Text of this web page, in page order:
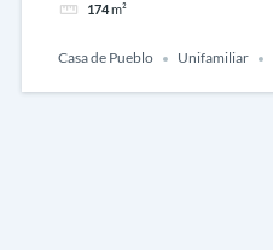
174m²
Casa de Pueblo Unifamiliar